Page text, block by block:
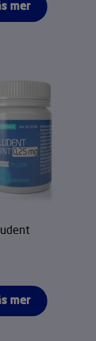
mer
mer